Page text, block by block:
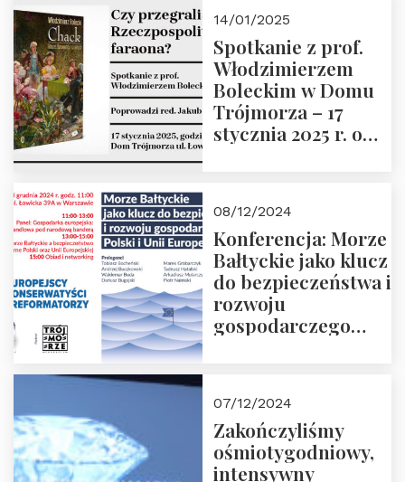
14/01/2025
Spotkanie z prof.
Włodzimierzem
Boleckim w Domu
Trójmorza – 17
stycznia 2025 r. o
08/12/2024
Konferencja: Morze
Bałtyckie jako klucz
do bezpieczeństwa i
rozwoju
gospodarczego
ZAPRASZAMY
07/12/2024
Zakończyliśmy
ośmiotygodniowy,
intensywny